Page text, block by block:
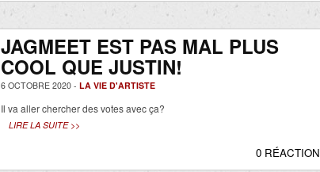
JAGMEET EST PAS MAL PLUS
COOL QUE JUSTIN!
6 OCTOBRE 2020 - LA VIE D'ARTISTE
Il va aller chercher des votes avec ça?
LIRE LA SUITE >>
0 RÉACTION